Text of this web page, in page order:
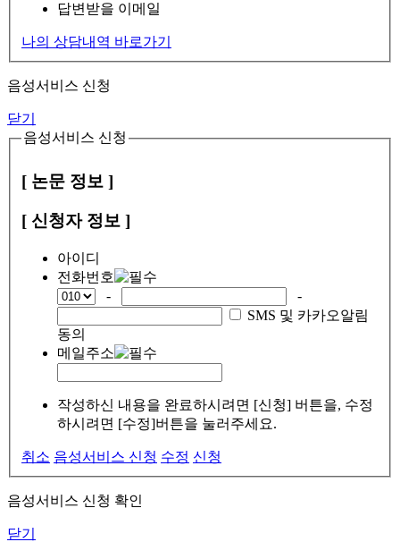
답변받을 이메일
나의 상담내역 바로가기
음성서비스 신청
닫기
음성서비스 신청
[ 논문 정보 ]
[ 신청자 정보 ]
아이디
전화번호
-
-
SMS 및 카카오알림
동의
메일주소
작성하신 내용을 완료하시려면 [신청] 버튼을, 수정
하시려면 [수정]버튼을 눌러주세요.
취소 음성서비스 신청 수정 신청
음성서비스 신청 확인
닫기